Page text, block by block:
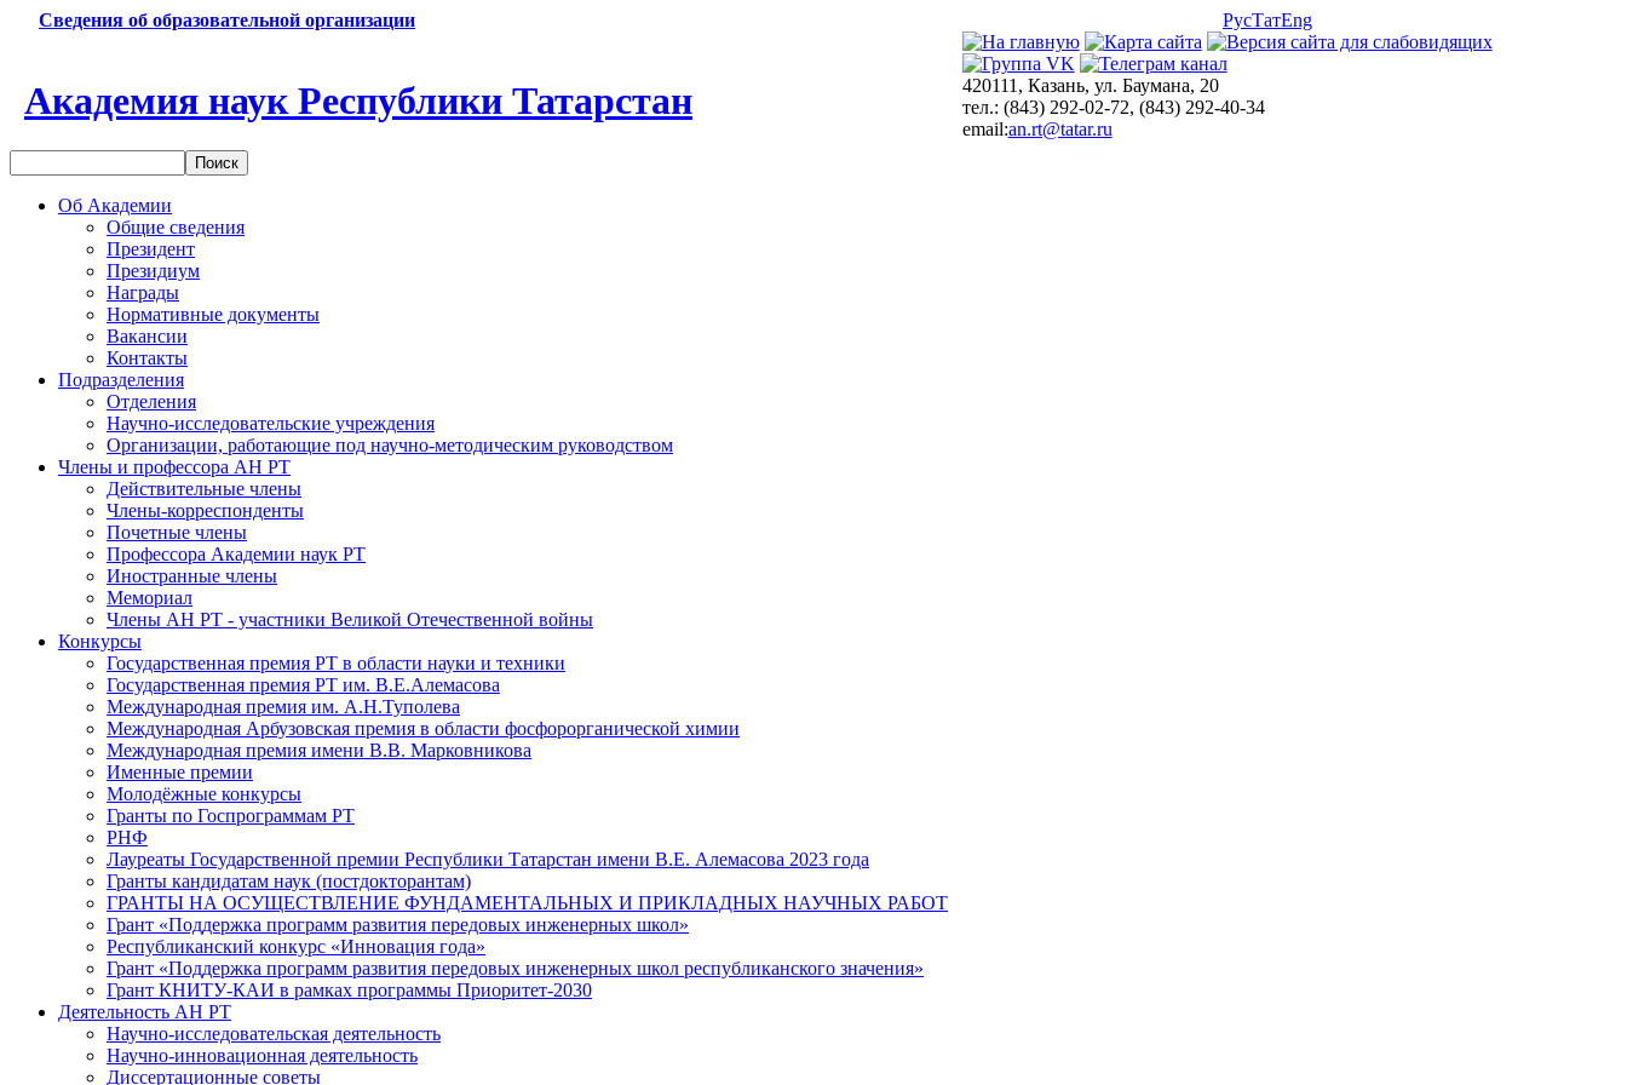
Сведения об образовательной организации РусТатEng
Академия наук Республики Татарстан
420111, Казань, ул. Баумана, 20
тел.: (843) 292-02-72, (843) 292-40-34
email:an.rt@tatar.ru
Об Академии
Общие сведения
Президент
Президиум
Награды
Нормативные документы
Вакансии
Контакты
Подразделения
Отделения
Научно-исследовательские учреждения
Организации, работающие под научно-методическим руководством
Члены и профессора АН РТ
Действительные члены
Члены-корреспонденты
Почетные члены
Профессора Академии наук РТ
Иностранные члены
Мемориал
Члены АН РТ - участники Великой Отечественной войны
Конкурсы
Государственная премия РТ в области науки и техники
Государственная премия РТ им. В.Е.Алемасова
Международная премия им. А.Н.Туполева
Международная Арбузовская премия в области фосфорорганической химии
Международная премия имени В.В. Марковникова
Именные премии
Молодёжные конкурсы
Гранты по Госпрограммам РТ
РНФ
Лауреаты Государственной премии Республики Татарстан имени В.Е. Алемасова 2023 года
Гранты кандидатам наук (постдокторантам)
ГРАНТЫ НА ОСУЩЕСТВЛЕНИЕ ФУНДАМЕНТАЛЬНЫХ И ПРИКЛАДНЫХ НАУЧНЫХ РАБОТ
Грант «Поддержка программ развития передовых инженерных школ»
Республиканский конкурс «Инновация года»
Грант «Поддержка программ развития передовых инженерных школ республиканского значения»
Грант КНИТУ-КАИ в рамках программы Приоритет-2030
Деятельность АН РТ
Научно-исследовательская деятельность
Научно-инновационная деятельность
Диссертационные советы